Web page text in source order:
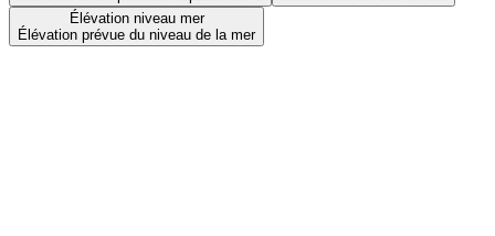
Élévation niveau mer
Élévation prévue du niveau de la mer